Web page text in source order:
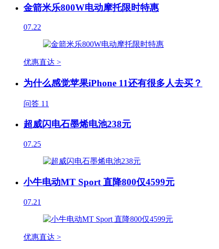
金箭米乐800W电动摩托限时特惠
07.22
优惠直达 >
为什么感觉苹果iPhone 11还有很多人去买？
问答 11
超威闪电石墨烯电池238元
07.25
小牛电动MT Sport 直降800仅4599元
07.21
优惠直达 >